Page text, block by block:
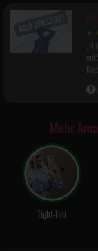
mit
Mehr
Tight-Tini